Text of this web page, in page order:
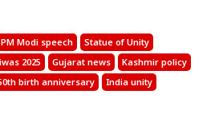
PM Modi speech
Statue of Unity
2025 Gujarat news
Kashmir policy
birth anniversary
India unity